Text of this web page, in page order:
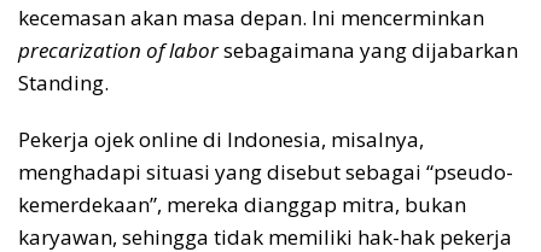
kecemasan akan masa depan. Ini mencerminkan
precarization of laborsebagaimana yang dijabarkan
Standing.
Pekerja ojek online di Indonesia, misalnya,
menghadapi situasi yang disebut sebagai “pseudo-
kemerdekaan”, mereka dianggap mitra, bukan
karyawan, sehingga tidak memiliki hak-hak pekerja